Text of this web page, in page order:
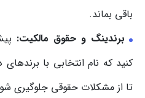
باقی بماند.
برندینگ و حقوق مالکیت:
کنید که نام انتخابی با
تا از مشکلات حقوقی جلوگیری